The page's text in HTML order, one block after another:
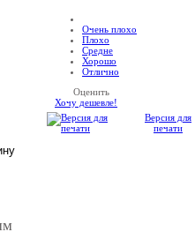
Очень плохо
Плохо
Средне
Хорошо
Отлично
Оценить
Хочу дешевле!
Версия для
печати